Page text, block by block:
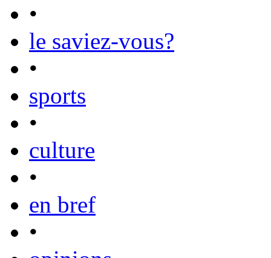
•
le saviez-vous?
•
sports
•
culture
•
en bref
•